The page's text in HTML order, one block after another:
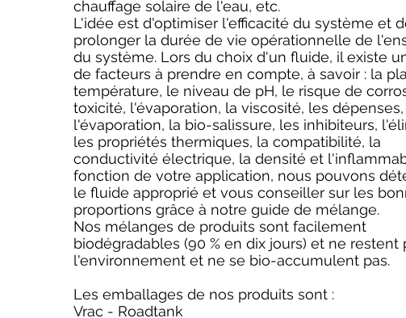
chauffage solaire de l'eau, etc.
L'idée est d'optimiser l'efficacité du système et
prolonger la durée de vie opérationnelle de
du système. Lors du choix d'un fluide, il existe
de facteurs à prendre en compte, à savoir : la
température, le niveau de pH, le risque de
toxicité, l'évaporation, la viscosité, les dépenses,
l'évaporation, la bio-salissure, les inhibiteurs,
les propriétés thermiques, la compatibilité, la
conductivité électrique, la densité et
fonction de votre application, nous pouvons
le fluide approprié et vous conseiller sur les
proportions grâce à notre guide de mélange.
Nos mélanges de produits sont facilement
biodégradables (90 % en dix jours) et ne restent
l'environnement et ne se bio-accumulent pas.
Les emballages de nos produits sont :
Vrac - Roadtank